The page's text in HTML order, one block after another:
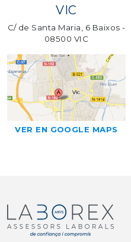
VIC
C/ de Santa Maria, 6 Baixos -
08500 VIC
VER EN GOOGLE MAPS